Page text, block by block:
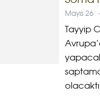
Mayıs 26 -
Tayyip